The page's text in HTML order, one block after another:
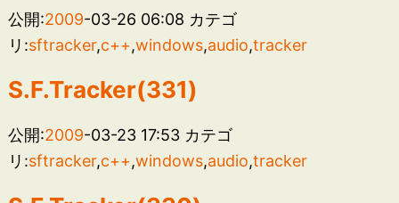
公開:2009-03-26 06:08 カテゴ
リ:sftracker,c++,windows,audio,tracker
S.F.Tracker(331)
公開:2009-03-23 17:53 カテゴ
リ:sftracker,c++,windows,audio,tracker